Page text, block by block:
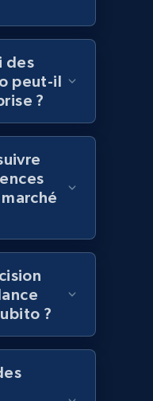
price, Final
Commencer
products by
price, Final
Commencer
products by
price, Final
des
peut-il
?
?